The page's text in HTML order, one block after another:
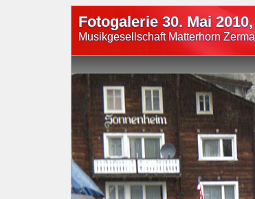
Fotogalerie 30. Mai
Musikgesellschaft Matterhorn